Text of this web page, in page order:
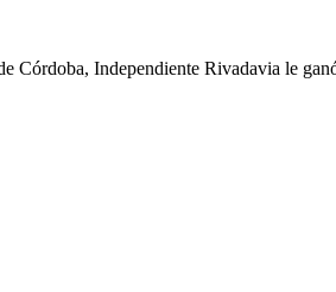
Independiente Rivadavia le